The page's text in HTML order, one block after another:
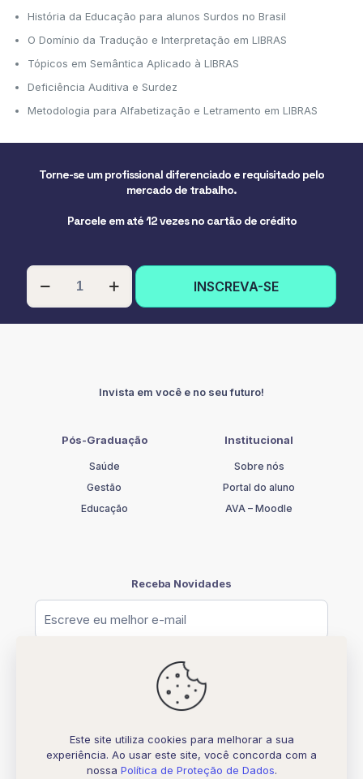
História da Educação para alunos Surdos no Brasil
O Domínio da Tradução e Interpretação em LIBRAS
Tópicos em Semântica Aplicado à LIBRAS
Deficiência Auditiva e Surdez
Metodologia para Alfabetização e Letramento em LIBRAS
Torne-se um profissional diferenciado e requisitado pelo
mercado de trabalho.
Parcele em até 12 vezes no cartão de crédito
PÓS-
GRADUAÇÃO
EM
INSCREVA-SE
Invista em você e no seu futuro!
Pós-Graduação
Saúde
Gestão
Educação
Institucional
Sobre nós
Portal do aluno
AVA – Moodle
Receba Novidades
© [2026] UNIFATELOS - CNPJ 37.117.877.0001-77
Todos os direitos Reservados
Este site utiliza cookies para melhorar a sua
experiência. Ao usar este site, você concorda com a
nossa Política de Proteção de Dados.